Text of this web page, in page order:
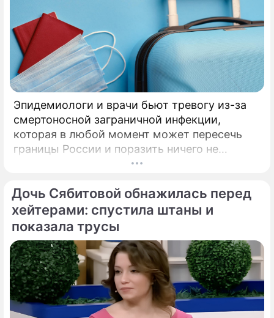
Эпидемиологи и врачи бьют тревогу из-за
смертоносной заграничной инфекции,
которая в любой момент может пересечь
границы России и поразить ничего не
подозревающих граждан. Россию
угрозе: в страну могут завезти неизлечимый
и смертоносный вирус Бурбон.
Дочь Сябитовой обнажилась перед
хейтерами: спустила штаны и
показала трусы